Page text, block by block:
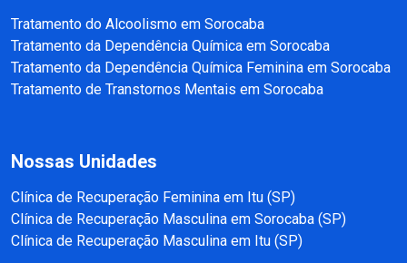
Tratamento do Alcoolismo em Sorocaba
Tratamento da Dependência Química em Sorocaba
Tratamento da Dependência Química Feminina em Sorocaba
Tratamento de Transtornos Mentais em Sorocaba
Nossas Unidades
Clínica de Recuperação Feminina em Itu (SP)
Clínica de Recuperação Masculina em Sorocaba (SP)
Clínica de Recuperação Masculina em Itu (SP)